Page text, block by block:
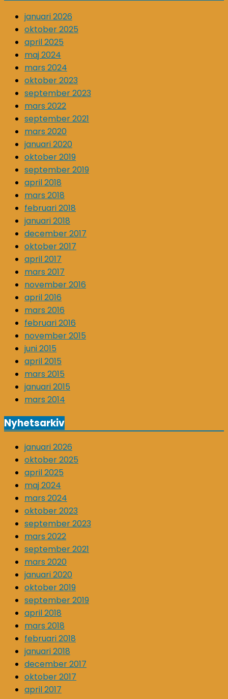
januari 2026
oktober 2025
april 2025
maj 2024
mars 2024
oktober 2023
september 2023
mars 2022
september 2021
mars 2020
januari 2020
oktober 2019
september 2019
april 2018
mars 2018
februari 2018
januari 2018
december 2017
oktober 2017
april 2017
mars 2017
november 2016
april 2016
mars 2016
februari 2016
november 2015
juni 2015
april 2015
mars 2015
januari 2015
mars 2014
Nyhetsarkiv
januari 2026
oktober 2025
april 2025
maj 2024
mars 2024
oktober 2023
september 2023
mars 2022
september 2021
mars 2020
januari 2020
oktober 2019
september 2019
april 2018
mars 2018
februari 2018
januari 2018
december 2017
oktober 2017
april 2017